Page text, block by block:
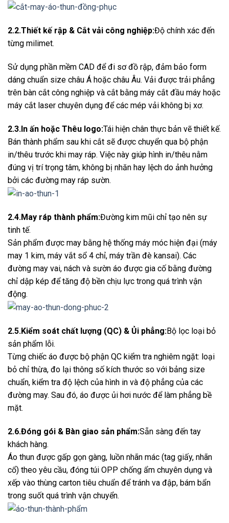
2.2.Thiết kế rập & Cắt vải công nghiệp:Độ chính xác đến
từng milimet.
Sử dụng phần mềm CAD để đi sơ đồ rập, đảm bảo form
dáng chuẩn size châu Á hoặc châu Âu. Vải được trải phẳng
trên bàn cắt công nghiệp và cắt bằng máy cắt đầu máy hoặc
máy cắt laser chuyên dụng để các mép vải không bị xơ.
2.3.In ấn hoặc Thêu logo:Tái hiện chân thực bản vẽ thiết kế.
Bán thành phẩm sau khi cắt sẽ được chuyển qua bộ phận
in/thêu trước khi may ráp. Việc này giúp hình in/thêu nằm
đúng vị trí trọng tâm, không bị nhăn hay lệch do ảnh hưởng
bởi các đường may ráp sườn.
2.4.May ráp thành phẩm:Đường kim mũi chỉ tạo nên sự
tinh tế.
Sản phẩm được may bằng hệ thống máy móc hiện đại (máy
may 1 kim, máy vắt sổ 4 chỉ, máy trần đè kansai). Các
đường may vai, nách và sườn áo được gia cố bằng đường
chỉ dập kép để tăng độ bền chịu lực trong quá trình vận
động.
2.5.Kiểm soát chất lượng (QC) & Ủi phẳng:Bộ lọc loại bỏ
sản phẩm lỗi.
Từng chiếc áo được bộ phận QC kiểm tra nghiêm ngặt: loại
bỏ chỉ thừa, đo lại thông số kích thước so với bảng size
chuẩn, kiểm tra độ lệch của hình in và độ phẳng của các
đường may. Sau đó, áo được ủi hơi nước để làm phẳng bề
mặt.
2.6.Đóng gói & Bàn giao sản phẩm:Sẵn sàng đến tay
khách hàng.
Áo thun được gấp gọn gàng, luồn nhãn mác (tag giấy, nhãn
cổ) theo yêu cầu, đóng túi OPP chống ẩm chuyên dụng và
xếp vào thùng carton tiêu chuẩn để tránh va đập, bám bẩn
trong suốt quá trình vận chuyển.